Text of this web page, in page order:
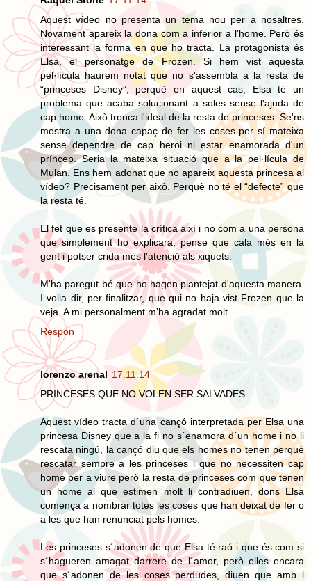
Aquest vídeo no presenta un tema nou per a nosaltres.
Novament apareix la dona com a inferior a l'home. Però és
interessant la forma en que ho tracta. La protagonista és
Elsa, el personatge de Frozen. Si hem vist aquesta
pel·lícula haurem notat que no s'assembla a la resta de
“princeses Disney”, perquè en aquest cas, Elsa té un
problema que acaba solucionant a soles sense l'ajuda de
cap home. Això trenca l'ideal de la resta de princeses. Se'ns
mostra a una dona capaç de fer les coses per sí mateixa
sense dependre de cap heroi ni estar enamorada d'un
príncep. Seria la mateixa situació que a la pel·lícula de
Mulan. Ens hem adonat que no apareix aquesta princesa al
vídeo? Precisament per això. Perquè no té el “defecte” que
la resta té.
El fet que es presente la crítica així i no com a una persona
que simplement ho explicara, pense que cala més en la
gent i potser crida més l'atenció als xiquets.
M'ha paregut bé que ho hagen plantejat d'aquesta manera.
I volia dir, per finalitzar, que qui no haja vist Frozen que la
veja. A mi personalment m'ha agradat molt.
Respon
lorenzo arenal 17.11.14
PRINCESES QUE NO VOLEN SER SALVADES
Aquest vídeo tracta d´una cançó interpretada per Elsa una
princesa Disney que a la fi no s´enamora d´un home i no li
rescata ningú, la cançó diu que els homes no tenen perquè
rescatar sempre a les princeses i que no necessiten cap
home per a viure però la resta de princeses com que tenen
un home al que estimen molt li contradiuen, dons Elsa
comença a nombrar totes les coses que han deixat de fer o
a les que han renunciat pels homes.
Les princeses s´adonen de que Elsa té raó i que és com si
s´hagueren amagat darrere de l´amor, però elles encara
que s´adonen de les coses perdudes, diuen que amb l